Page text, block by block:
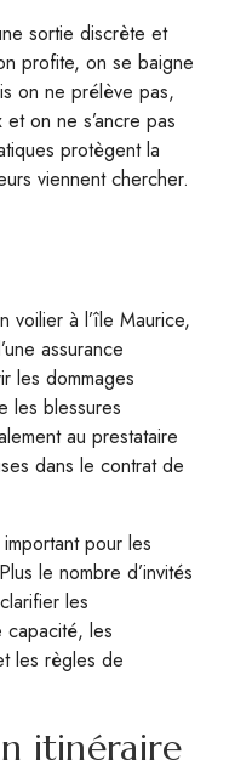
sortie discrète et
profite, on se baigne
on ne prélève pas,
on ne s’ancre pas
protègent la
viennent chercher.
voilier à l’île Maurice,
assurance
les dommages
les blessures
au prestataire
dans le contrat de
pour les
le nombre d’invités
les
capacité, les
les règles de
itinéraire